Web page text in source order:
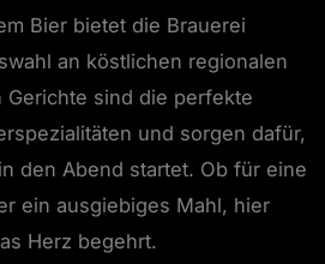
Bier bietet die Brauerei
an köstlichen regionalen
Gerichte sind die perfekte
und sorgen dafür,
den Abend startet. Ob für eine
ein ausgiebiges Mahl, hier
Herz begehrt.